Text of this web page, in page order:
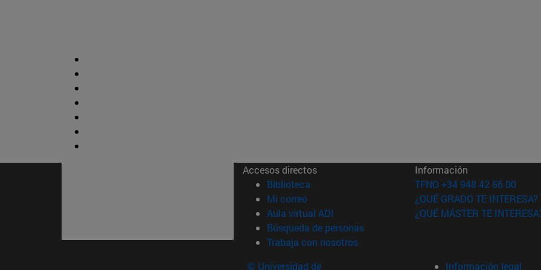
Accesos directos
Biblioteca (abre en nueva ventana)
Mi correo(abre en nueva ventana)
Aula virtual ADI (abre en nueva ventana)
Búsqueda de personas(abre en nueva ventana)
Trabaja con nosotros(abre en nueva ventana)
Información
TFNO +34 948 42 56 00
¿QUÉ GRADO TE INTERESA?
¿QUÉ MÁSTER TE
© Universidad de Información legal